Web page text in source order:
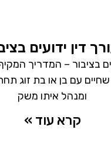
דין ידועים
בציבור – המדריך
שחיים עם בן או בת זוג
ומנהל איתו משק
קרא עוד »